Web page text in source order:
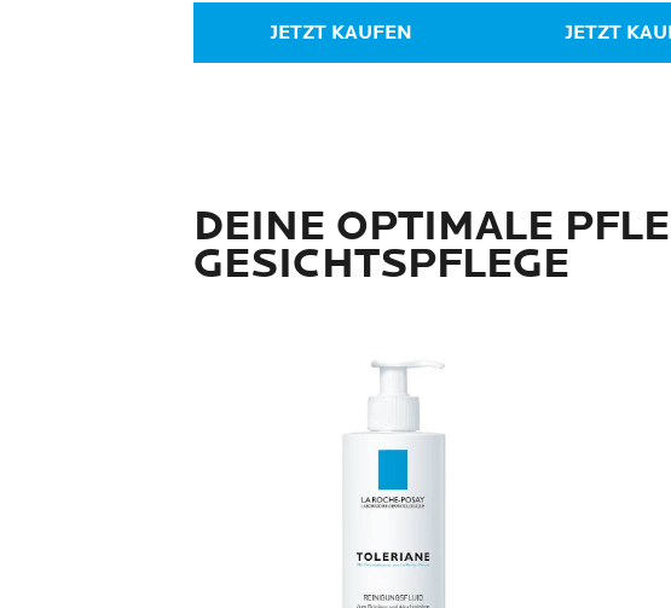
BewertungenJETZT KAUFEN
Bewertungen
JETZT
DEINE OPTIMALE
GESICHTSPFLEGE